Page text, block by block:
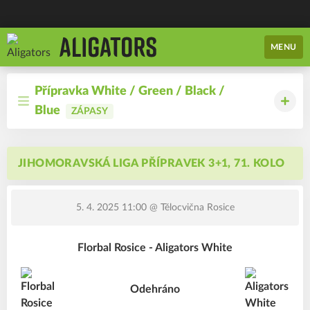
MENU
Přípravka White / Green / Black /
Blue
ZÁPASY
JIHOMORAVSKÁ LIGA PŘÍPRAVEK 3+1, 71. KOLO
5. 4. 2025 11:00@ Tělocvična Rosice
Florbal Rosice - Aligators White
Odehráno